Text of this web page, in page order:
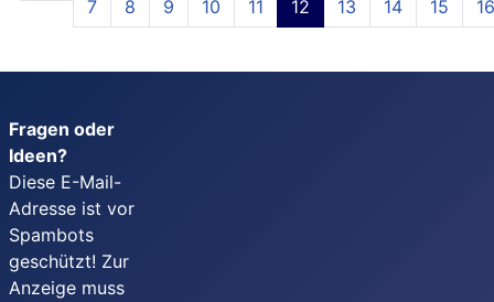
7 8 9 10 11 12 13 14 15 16
Fragen oder
Ideen?
Diese E-Mail-
Adresse ist vor
Spambots
geschützt! Zur
Anzeige muss